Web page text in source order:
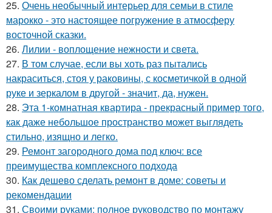
25. Очень необычный интерьер для семьи в стиле
марокко - это настоящее погружение в атмосферу
восточной сказки.
26. Лилии - воплощение нежности и света.
27. В том случае, если вы хоть раз пытались
накраситься, стоя у раковины, с косметичкой в одной
руке и зеркалом в другой - значит, да, нужен.
28. Эта 1-комнатная квартира - прекрасный пример того,
как даже небольшое пространство может выглядеть
стильно, изящно и легко.
29. Ремонт загородного дома под ключ: все
преимущества комплексного подхода
30. Как дешево сделать ремонт в доме: советы и
рекомендации
31. Своими руками: полное руководство по монтажу